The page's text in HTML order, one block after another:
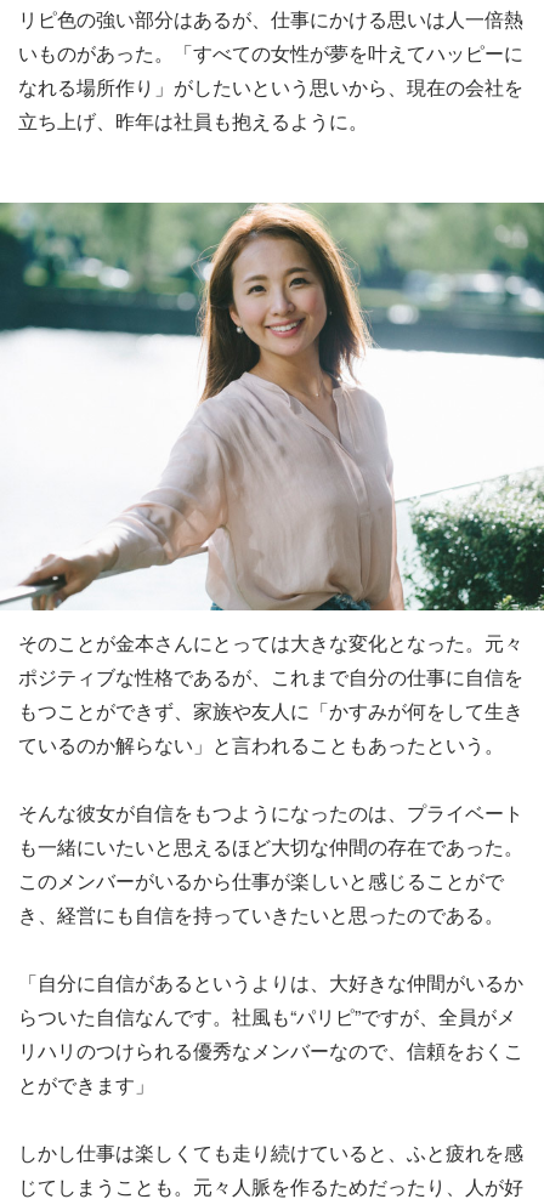
リピ色の強い部分はあるが、仕事にかける思いは人一倍熱
いものがあった。「すべての女性が夢を叶えてハッピーに
なれる場所作り」がしたいという思いから、現在の会社を
立ち上げ、昨年は社員も抱えるように。
そのことが金本さんにとっては大きな変化となった。元々
ポジティブな性格であるが、これまで自分の仕事に自信を
もつことができず、家族や友人に「かすみが何をして生き
ているのか解らない」と言われることもあったという。
そんな彼女が自信をもつようになったのは、プライベート
も一緒にいたいと思えるほど大切な仲間の存在であった。
このメンバーがいるから仕事が楽しいと感じることがで
き、経営にも自信を持っていきたいと思ったのである。
「自分に自信があるというよりは、大好きな仲間がいるか
らついた自信なんです。社風も“パリピ”ですが、全員がメ
リハリのつけられる優秀なメンバーなので、信頼をおくこ
とができます」
しかし仕事は楽しくても走り続けていると、ふと疲れを感
じてしまうことも。元々人脈を作るためだったり、人が好